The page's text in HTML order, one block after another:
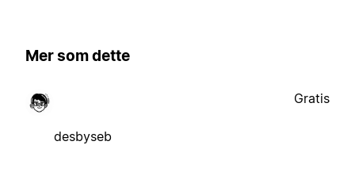
Mer som dette
desbyseb
Gratis